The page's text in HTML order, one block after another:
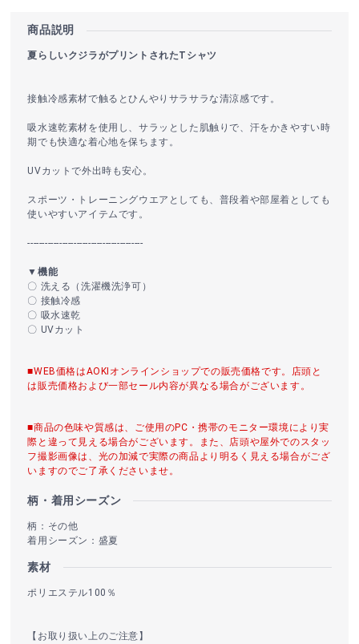
商品説明
夏らしいクジラがプリントされたTシャツ
接触冷感素材で触るとひんやりサラサラな清涼感です。
吸水速乾素材を使用し、サラッとした肌触りで、汗をかきやすい時
期でも快適な着心地を保ちます。
UVカットで外出時も安心。
スポーツ・トレーニングウエアとしても、普段着や部屋着としても
使いやすいアイテムです。
----------------------------------------
▼機能
〇 洗える（洗濯機洗浄可）
〇 接触冷感
〇 吸水速乾
〇 UVカット
■WEB価格はAOKIオンラインショップでの販売価格です。店頭と
は販売価格および一部セール内容が異なる場合がございます。
■商品の色味や質感は、ご使用のPC・携帯のモニター環境により実
際と違って見える場合がございます。また、店頭や屋外でのスタッ
フ撮影画像は、光の加減で実際の商品より明るく見える場合がござ
いますのでご了承くださいませ。
柄・着用シーズン
柄：その他
着用シーズン：盛夏
素材
ポリエステル100％
【お取り扱い上のご注意】